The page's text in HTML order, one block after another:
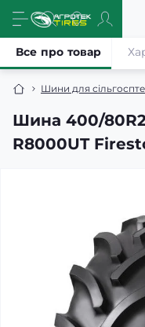
Шини для
Шина 400/
R8000UT
Все про товар